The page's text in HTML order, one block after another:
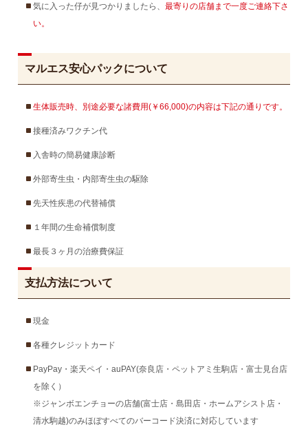
気に入った仔が見つかりましたら、 最寄りの店舗まで一度ご連絡下さ
い。
マルエス安心パックについて
生体販売時、別途必要な諸費用(￥66,000)の内容は下記の通りです。
接種済みワクチン代
入舎時の簡易健康診断
外部寄生虫・内部寄生虫の駆除
先天性疾患の代替補償
１年間の生命補償制度
最長３ヶ月の治療費保証
支払方法について
現金
各種クレジットカード
PayPay・楽天ペイ・auPAY(奈良店・ペットアミ生駒店・富士見台店
を除く）
※ジャンボエンチョーの店舗(富士店・島田店・ホームアシスト店・
清水駒越)のみほぼすべてのバーコード決済に対応しています